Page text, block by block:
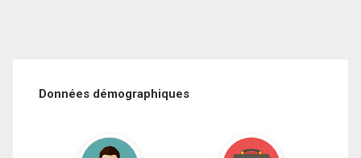
Données démographiques